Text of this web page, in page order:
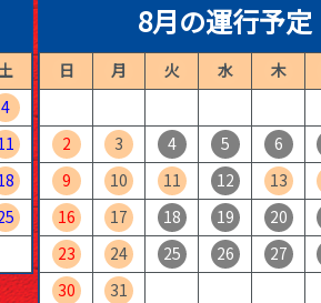
4
8月の運行予定
日 月 火 水 木
2
3 4 5 6
9
10 11 12 13
16
17 18 19 20
23
24 25 26 27
30
31